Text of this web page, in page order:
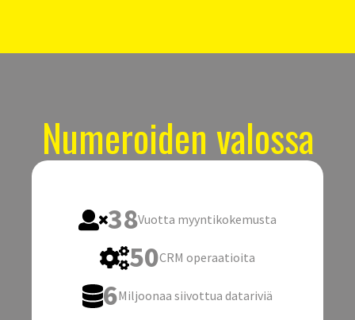
Numeroiden valossa
38Vuotta myyntikokemusta
50CRM operaatioita
6Miljoonaa siivottua datariviä